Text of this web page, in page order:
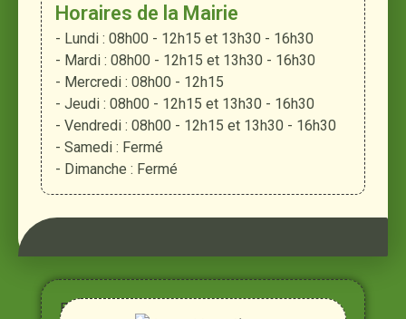
Horaires de la Mairie
- Lundi : 08h00 - 12h15 et 13h30 - 16h30
- Mardi : 08h00 - 12h15 et 13h30 - 16h30
- Mercredi : 08h00 - 12h15
- Jeudi : 08h00 - 12h15 et 13h30 - 16h30
- Vendredi : 08h00 - 12h15 et 13h30 - 16h30
- Samedi : Fermé
- Dimanche : Fermé
Entre